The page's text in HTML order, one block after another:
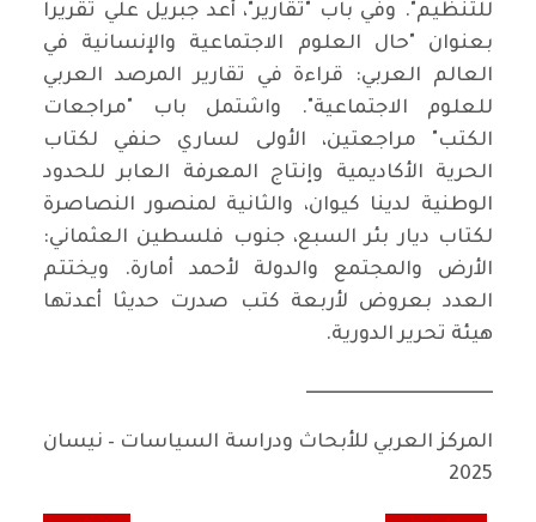
للتنظيم". وفي باب "تقارير"، أعد جبريل علي تقريرا
بعنوان "حال العلوم الاجتماعية والإنسانية في
العالم العربي: قراءة في تقارير المرصد العربي
للعلوم الاجتماعية". واشتمل باب "مراجعات
الكتب" مراجعتين، الأولى لساري حنفي لكتاب
الحرية الأكاديمية وإنتاج المعرفة العابر للحدود
الوطنية لدينا كيوان، والثانية لمنصور النصاصرة
لكتاب ديار بئر السبع، جنوب فلسطين العثماني:
الأرض والمجتمع والدولة لأحمد أمارة. ويختتم
العدد بعروض لأربعة كتب صدرت حديثا أعدتها
هيئة تحرير الدورية.
ــــــــــــــــــــــــــــــــــــــــــــــــــــ
المركز العربي للأبحاث ودراسة السياسات – نيسان
2025